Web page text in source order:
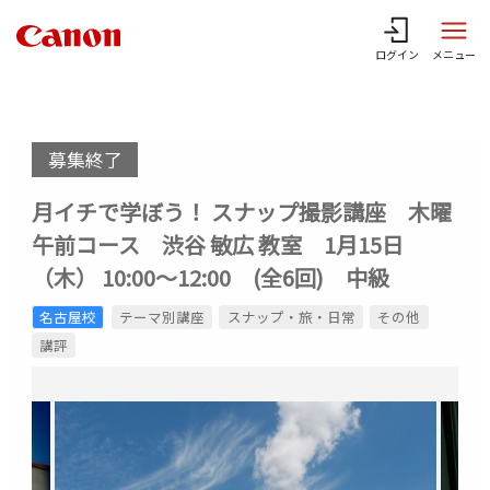
ログイン メニュー
募集終了
月イチで学ぼう！ スナップ撮影講座 木曜
午前コース 渋谷 敏広 教室 1月15日
（木） 10:00～12:00 (全6回) 中級
名古屋校 テーマ別講座 スナップ・旅・日常
その他
講評